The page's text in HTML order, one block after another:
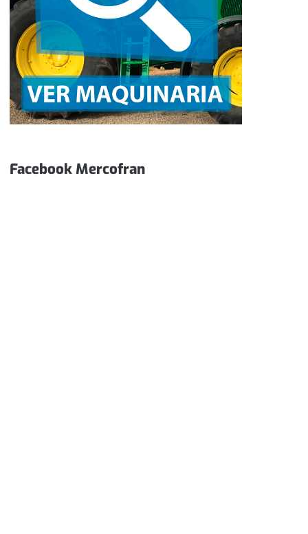
Facebook Mercofran